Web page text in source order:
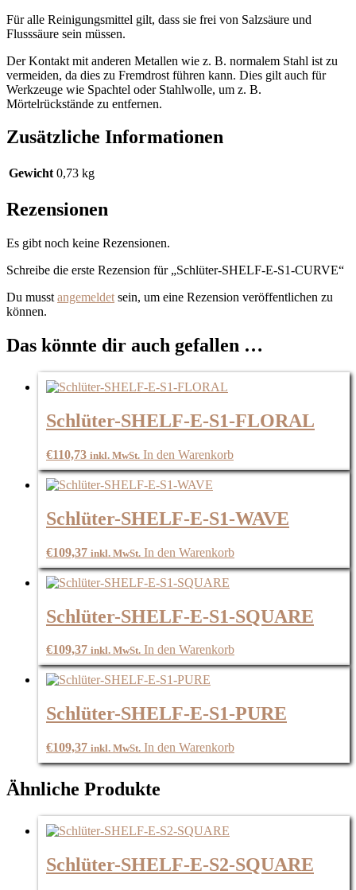
Für alle Reinigungsmittel gilt, dass sie frei von Salzsäure und
Flusssäure sein müssen.
Der Kontakt mit anderen Metallen wie z. B. normalem Stahl ist zu
vermeiden, da dies zu Fremdrost führen kann. Dies gilt auch für
Werkzeuge wie Spachtel oder Stahlwolle, um z. B.
Mörtelrückstände zu entfernen.
Zusätzliche Informationen
Gewicht 0,73 kg
Rezensionen
Es gibt noch keine Rezensionen.
Schreibe die erste Rezension für „Schlüter-SHELF-E-S1-CURVE“
Du musst angemeldet sein, um eine Rezension veröffentlichen zu
können.
Das könnte dir auch gefallen …
Schlüter-SHELF-E-S1-FLORAL
€110,73 inkl. MwSt. In den Warenkorb
Schlüter-SHELF-E-S1-WAVE
€109,37 inkl. MwSt. In den Warenkorb
Schlüter-SHELF-E-S1-SQUARE
€109,37 inkl. MwSt. In den Warenkorb
Schlüter-SHELF-E-S1-PURE
€109,37 inkl. MwSt. In den Warenkorb
Ähnliche Produkte
Schlüter-SHELF-E-S2-SQUARE